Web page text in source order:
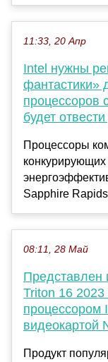
11:33, 20 Апр
Intel нужны
фантастики»
процессоров
будет
Процессоры
Sapphire
08:11, 28 Май
Представлен
Triton 16
процессором
видеокартой
Продукт